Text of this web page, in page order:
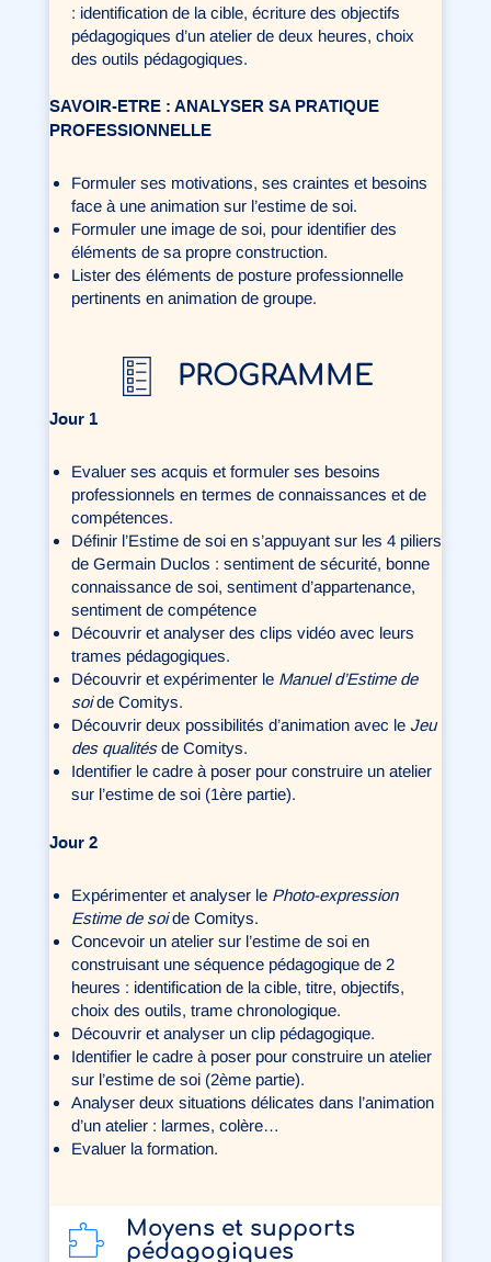
: identification de la cible, écriture des objectifs
pédagogiques d’un atelier de deux heures, choix
des outils pédagogiques.
SAVOIR-ETRE : ANALYSER SA PRATIQUE
PROFESSIONNELLE
Formuler ses motivations, ses craintes et besoins
face à une animation sur l’estime de soi.
Formuler une image de soi, pour identifier des
éléments de sa propre construction.
Lister des éléments de posture professionnelle
pertinents en animation de groupe.
PROGRAMME
Jour 1
Evaluer ses acquis et formuler ses besoins
professionnels en termes de connaissances et de
compétences.
Définir l’Estime de soi en s’appuyant sur les 4 piliers
de Germain Duclos : sentiment de sécurité, bonne
connaissance de soi, sentiment d’appartenance,
sentiment de compétence
Découvrir et analyser des clips vidéo avec leurs
trames pédagogiques.
Découvrir et expérimenter le Manuel d’Estime de
soide Comitys.
Découvrir deux possibilités d’animation avec le Jeu
des qualitésde Comitys.
Identifier le cadre à poser pour construire un atelier
sur l’estime de soi (1ère partie).
Jour 2
Expérimenter et analyser le Photo-expression
Estime de soide Comitys.
Concevoir un atelier sur l’estime de soi en
construisant une séquence pédagogique de 2
heures : identification de la cible, titre, objectifs,
choix des outils, trame chronologique.
Découvrir et analyser un clip pédagogique.
Identifier le cadre à poser pour construire un atelier
sur l’estime de soi (2ème partie).
Analyser deux situations délicates dans l’animation
d’un atelier : larmes, colère…
Evaluer la formation.
Moyens et supports
pédagogiques